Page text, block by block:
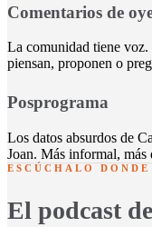
Comentarios de
La comunidad tiene voz.
piensan, proponen o
Posprograma
Los datos absurdos de
Joan. Más informal, más
ESCÚCHALO
El podcast